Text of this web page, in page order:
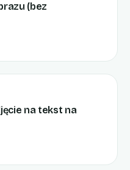
(bez
na tekst na